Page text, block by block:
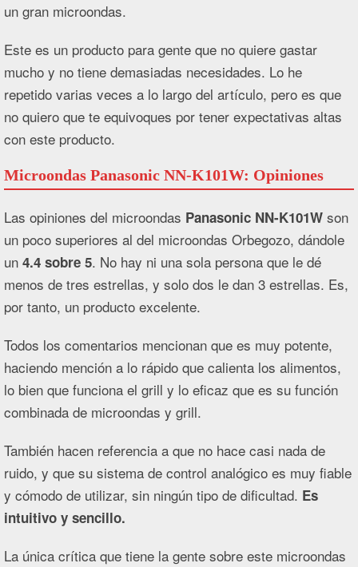
un gran microondas.
Este es un producto para gente que no quiere gastar
mucho y no tiene demasiadas necesidades. Lo he
repetido varias veces a lo largo del artículo, pero es que
no quiero que te equivoques por tener expectativas altas
con este producto.
Microondas Panasonic NN-K101W: Opiniones
Las opiniones del microondas Panasonic NN-K101W son
un poco superiores al del microondas Orbegozo, dándole
un4.4 sobre 5. No hay ni una sola persona que le dé
menos de tres estrellas, y solo dos le dan 3 estrellas. Es,
por tanto, un producto excelente.
Todos los comentarios mencionan que es muy potente,
haciendo mención a lo rápido que calienta los alimentos,
lo bien que funciona el grill y lo eficaz que es su función
combinada de microondas y grill.
También hacen referencia a que no hace casi nada de
ruido, y que su sistema de control analógico es muy fiable
y cómodo de utilizar, sin ningún tipo de dificultad. Es
intuitivo y sencillo.
La única crítica que tiene la gente sobre este microondas